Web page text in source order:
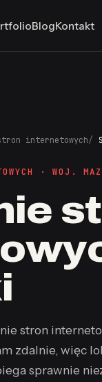
BlogKontakt
internetowych
· WOJ.
stron
zdalnie, więc
sprawnie